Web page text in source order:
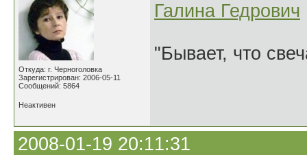
Откуда: г. Черноголовка
Зарегистрирован: 2006-05-11
Сообщений: 5864
Галина Гедрович
"Бывает, что
Неактивен
2008-01-19 20:11:31